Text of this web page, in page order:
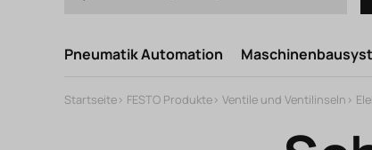
Pneumatik Automation
Startseite> FESTO Produkte> Ventile und Ventilinseln >